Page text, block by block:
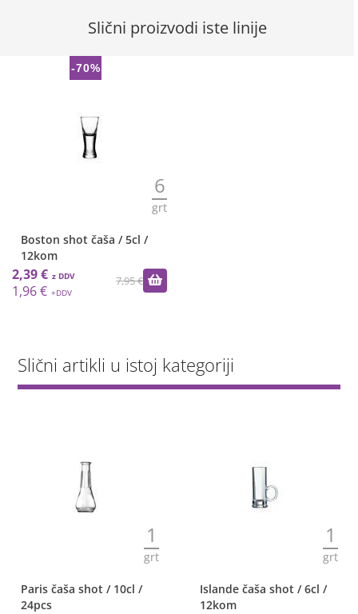
Slični proizvodi iste linije
-70%
6
grt
Boston shot čaša / 5cl /
12kom
7,95 €
2,39 €
1,96 €
Slični artikli u istoj kategoriji
1
grt
Paris čaša shot / 10cl /
24pcs
1
grt
Islande čaša shot / 6cl /
12kom